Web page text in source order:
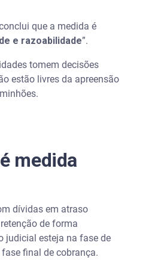
que a medida é
e razoabilidade”.
tomem decisões
estão livres da apreensão
medida
dívidas em atraso
de forma
judicial esteja na fase de
final de cobrança.